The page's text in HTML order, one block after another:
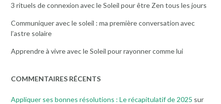
3 rituels de connexion avec le Soleil pour être Zen tous les jours
Communiquer avec le soleil : ma première conversation avec
l’astre solaire
Apprendre à vivre avec le Soleil pour rayonner comme lui
COMMENTAIRES RÉCENTS
Appliquer ses bonnes résolutions : Le récapitulatif de 2025 sur